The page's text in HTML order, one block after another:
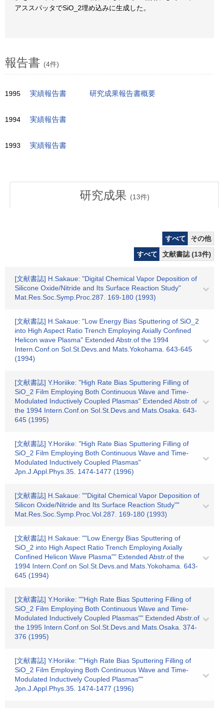
アススパッタでSiO_2埋め込みに生成した。
報告書 (4件)
1995 実績報告書 研究成果報告書概要
1994 実績報告書
1993 実績報告書
研究成果 (13件)
すべて
その他
すべて
文献書誌 (13件)
[文献書誌] H.Sakaue: "Digital Chemical Vapor Deposition of
Silicone Oxide/Nitride and Its Surface Reaction Study"
Mat.Res.Soc.Symp.Proc.287. 169-180 (1993)
[文献書誌] H.Sakaue: "Low Energy Bias Sputtering of SiO_2
into High Aspect Ratio Trench Employing Axially Confined
Helicon wave Plasma" Extended Abstr.of the 1994
Intern.Conf.on Sol.St.Devs.and Mats.Yokohama. 643-645
(1994)
[文献書誌] Y.Horiike: "High Rate Bias Sputtering Filling of
SiO_2 Film Employing Both Continuous Wave and Time-
Modulated Inductively Coupled Plasmas" Extended Abstr.of
the 1994 Intern.Conf.on Sol.St.Devs.and Mats.Osaka. 643-
645 (1995)
[文献書誌] Y.Horiike: "High Rate Bias Sputtering Filling of
SiO_2 Film Employing Both Continuous Wave and Time-
Modulated Inductively Coupled Plasmas"
Jpn.J.Appl.Phys.35. 1474-1477 (1996)
[文献書誌] H.Sakaue: ""Digital Chemical Vapor Deposition of
Silicon Oxide/Nitride and Its Surface Reaction Study""
Mat.Res.Soc.Symp.Proc.Vol.287. 169-180 (1993)
[文献書誌] H.Sakaue: ""Low Energy Bias Sputtering of
SiO_2 into High Aspect Ratio Trench Employing Axially
Confined Helicon Wave Plasma"" Extended Abstr.of the
1994 Intern.Conf.on Sol.St.Devs.and Mats.Yokohama. 643-
645 (1994)
[文献書誌] Y.Horiike: ""High Rate Bias Sputtering Filling of
SiO_2 Film Employing Both Continuous Wave and Time-
Modulated Inductively Coupled Plasmas"" Extended Abstr.of
the 1995 Intern.Conf.on Sol.St.Devs.and Mats.Osaka. 374-
376 (1995)
[文献書誌] Y.Horiike: ""High Rate Bias Sputtering Filling of
SiO_2 Film Employing Both Continuous Wave and Time-
Modulated Inductively Coupled Plasmas""
Jpn.J.Appl.Phys.35. 1474-1477 (1996)